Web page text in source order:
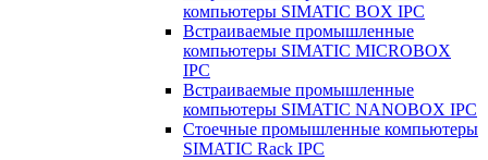
компьютеры SIMATIC BOX IPC
Встраиваемые промышленные
компьютеры SIMATIC MICROBOX
IPC
Встраиваемые промышленные
компьютеры SIMATIC NANOBOX IPC
Стоечные промышленные компьютеры
SIMATIC Rack IPC